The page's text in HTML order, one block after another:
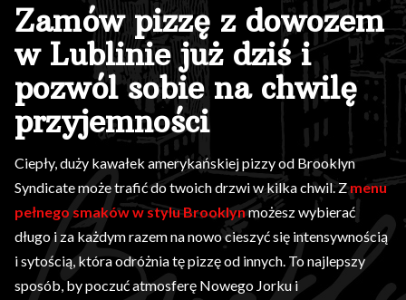
Zamów pizzę z dowozem
w Lublinie już dziś i
pozwól sobie na chwilę
przyjemności
Ciepły, duży kawałek amerykańskiej pizzy od Brooklyn
Syndicate może trafić do twoich drzwi w kilka chwil. Zmenu
pełnego smaków w stylu Brooklynmożesz wybierać
długo i za każdym razem na nowo cieszyć się intensywnością
i sytością, która odróżnia tę pizzę od innych. To najlepszy
sposób, by poczuć atmosferę Nowego Jorku i